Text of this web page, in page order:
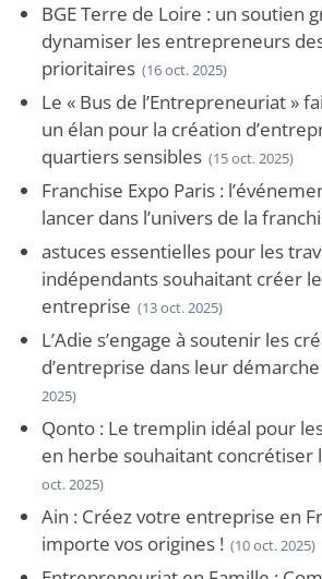
BGE Terre de Loire : un soutien
dynamiser les entrepreneurs
prioritaires (16 oct. 2025)
Le « Bus de l’Entrepreneuriat »
un élan pour la création
quartiers sensibles (15 oct. 2025)
Franchise Expo Paris :
lancer dans l’univers de la
astuces essentielles pour les
indépendants souhaitant créer
entreprise (13 oct. 2025)
L’Adie s’engage à soutenir les
d’entreprise dans leur
2025)
Qonto : Le tremplin idéal pour
en herbe souhaitant concrétiser
oct. 2025)
Ain : Créez votre entreprise en
importe vos origines ! (10 oct. 2025)